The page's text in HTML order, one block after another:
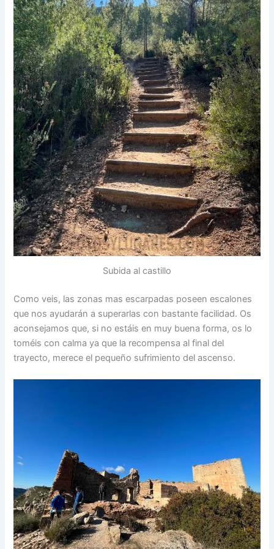
Subida al castillo
Como veis, las zonas mas escarpadas poseen escalones
que nos ayudarán a superarlas con bastante facilidad. Os
aconsejamos que, si no estáis en muy buena forma, os lo
toméis con calma ya que la recompensa al final del
trayecto, merece el pequeño sufrimiento del ascenso.